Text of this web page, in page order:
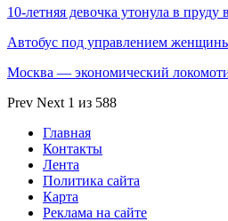
10-летняя девочка утонула в пруду
Автобус под управлением
Москва — экономический
Prev Next 1 из 588
Главная
Контакты
Лента
Политика сайта
Карта
Реклама на сайте